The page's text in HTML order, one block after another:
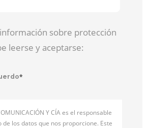
sobre protección
leerse y aceptarse:
*
Y CÍA es el responsable
los datos que nos proporcione. Este